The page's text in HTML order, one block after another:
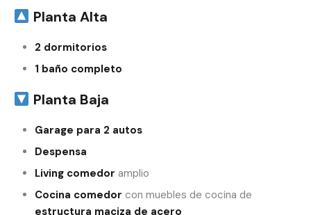
Planta Alta
2 dormitorios
1 baño completo
Planta Baja
Garage para 2 autos
Despensa
Living comedor amplio
Cocina comedor con muebles de cocina de
estructura maciza de acero